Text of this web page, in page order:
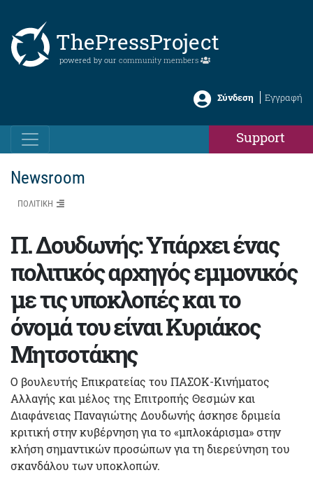
ThePressProject
powered by our community members
Σύνδεση Εγγραφή
Support
Newsroom
ΠΟΛΙΤΙΚΗ
Π. Δουδωνής: Υπάρχει ένας
πολιτικός αρχηγός εμμονικός
με τις υποκλοπές και το
όνομά του είναι Κυριάκος
Μητσοτάκης
Ο βουλευτής Επικρατείας του ΠΑΣΟΚ-Κινήματος
Αλλαγής και μέλος της Επιτροπής Θεσμών και
Διαφάνειας Παναγιώτης Δουδωνής άσκησε δριμεία
κριτική στην κυβέρνηση για το «μπλοκάρισμα» στην
κλήση σημαντικών προσώπων για τη διερεύνηση του
σκανδάλου των υποκλοπών.